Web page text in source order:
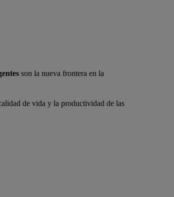
son la nueva frontera en la
de vida y la productividad de las